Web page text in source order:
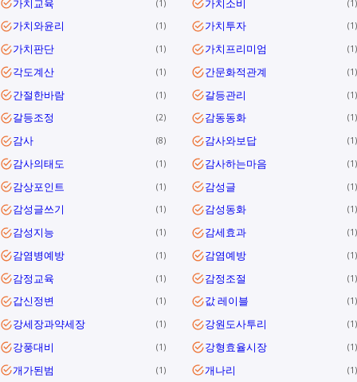
가치교육 1 가치소비 1
가치와윤리 1 가치투자 1
가치판단 1 가치프리미엄 1
각도계산 1 간문화적관계 1
간절한바람 1 갈등관리 1
갈등조정 2 감동동화 1
감사 8 감사와보답 1
감사의태도 1 감사하는마음 1
감상포인트 1 감성글 1
감성글쓰기 1 감성동화 1
감성지능 1 감세효과 1
감염병예방 1 감염예방 1
감정교육 1 감정조절 1
갑신정변 1 값 레이블 1
강세장과약세장 1 강원도사투리 1
강풍대비 1 강형효율시장 1
개가된범 1 개나리 1